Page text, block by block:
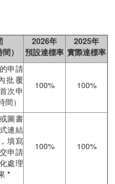
）
2026年
預設達標率
2025年
實際達標率
申請
批覆
次申
）
100% 100%
圖書
連結
填寫
申請
處理
*
100% 100%